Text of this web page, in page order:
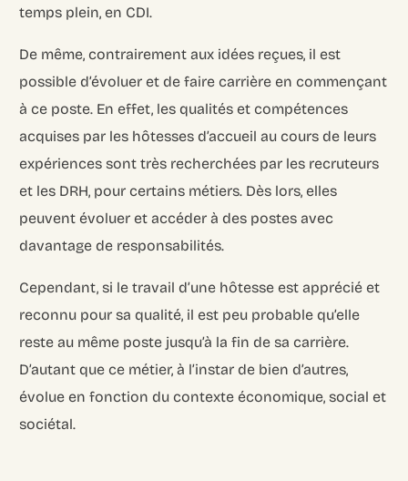
temps plein, en CDI.
De même, contrairement aux idées reçues, il est
possible d’évoluer et de faire carrière en commençant
à ce poste. En effet, les qualités et compétences
acquises par les hôtesses d’accueil au cours de leurs
expériences sont très recherchées par les recruteurs
et les DRH, pour certains métiers. Dès lors, elles
peuvent évoluer et accéder à des postes avec
davantage de responsabilités.
Cependant, si le travail d’une hôtesse est apprécié et
reconnu pour sa qualité, il est peu probable qu’elle
reste au même poste jusqu’à la fin de sa carrière.
D’autant que ce métier, à l’instar de bien d’autres,
évolue en fonction du contexte économique, social et
sociétal.